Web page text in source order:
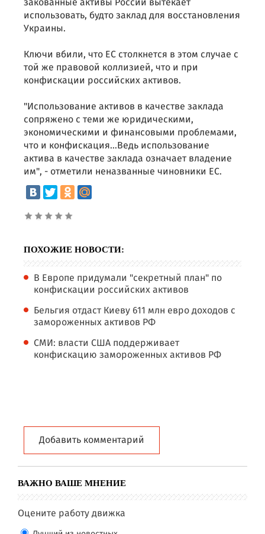
использовать, будто заклад для восстановления
Украины.
Ключи вбили, что ЕС столкнется в этом случае с
той же правовой коллизией, что и при
конфискации российских активов.
"Использование активов в качестве заклада
сопряжено с теми же юридическими,
экономическими и финансовыми проблемами,
что и конфискация…Ведь использование
актива в качестве заклада означает владение
им", - отметили неназванные чиновники ЕС.
ПОХОЖИЕ НОВОСТИ:
В Европе придумали "секретный план" по
конфискации российских активов
Бельгия отдаст Киеву 611 млн евро доходов с
замороженных активов РФ
СМИ: власти США поддерживает
конфискацию замороженных активов РФ
Добавить комментарий
ВАЖНО ВАШЕ МНЕНИЕ
Оцените работу движка